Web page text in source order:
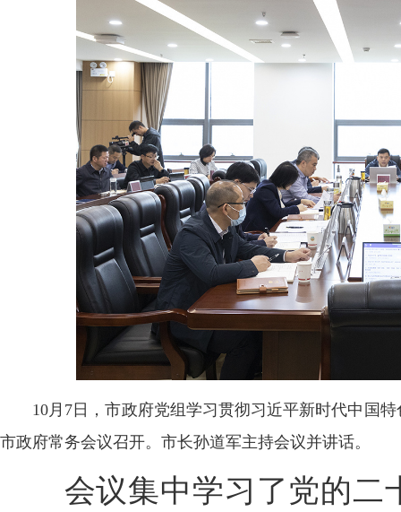
10月7日，市政府党组学习贯彻习近平新时代中国特
市政府常务会议召开。市长孙道军主持会议并讲话。
会议集中学习了党的二